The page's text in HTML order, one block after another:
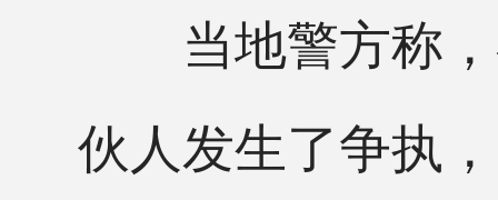
当地警方称，
伙人发生了争执